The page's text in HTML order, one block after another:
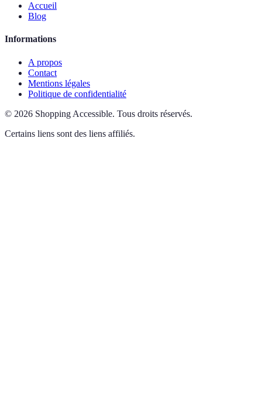
Accueil
Blog
Informations
A propos
Contact
Mentions légales
Politique de confidentialité
© 2026 Shopping Accessible. Tous droits réservés.
Certains liens sont des liens affiliés.